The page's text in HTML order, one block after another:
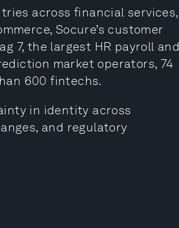
across financial services,
Socure’s customer
7, the largest HR payroll and
market operators, 74
600 fintechs.
in identity across
and regulatory